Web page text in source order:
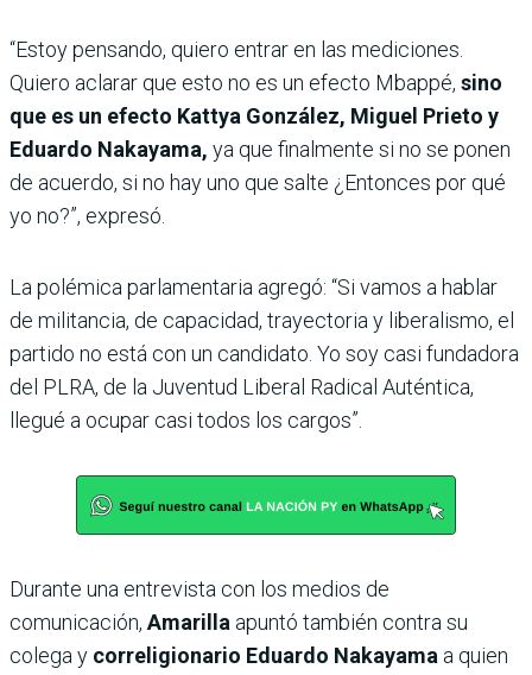
“Estoy pensando, quiero entrar en las mediciones.
Quiero aclarar que esto no es un efecto Mbappé, sino
que es un efecto Kattya González, Miguel Prieto y
Eduardo Nakayama, ya que finalmente si no se ponen
de acuerdo, si no hay uno que salte ¿Entonces por qué
yo no?”, expresó.
La polémica parlamentaria agregó: “Si vamos a hablar
de militancia, de capacidad, trayectoria y liberalismo, el
partido no está con un candidato. Yo soy casi fundadora
del PLRA, de la Juventud Liberal Radical Auténtica,
llegué a ocupar casi todos los cargos”.
Durante una entrevista con los medios de
comunicación, Amarilla apuntó también contra su
colega y correligionario Eduardo Nakayama a quien